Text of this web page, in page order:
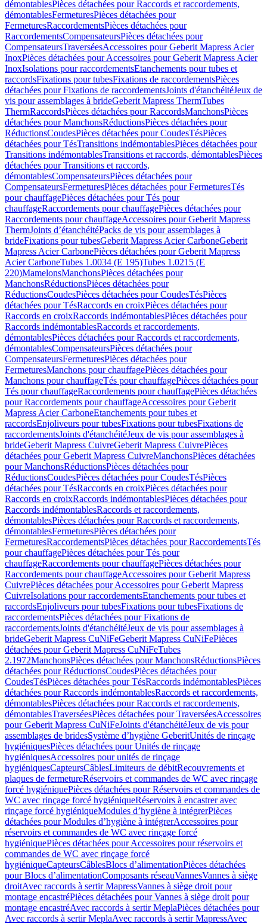
démontablesPièces détachées pour Raccords et raccordements,
démontablesFermeturesPièces détachées pour
FermeturesRaccordementsPièces détachées pour
RaccordementsCompensateursPièces détachées pour
CompensateursTraverséesAccessoires pour Geberit Mapress Acier
InoxPièces détachées pour Accessoires pour Geberit Mapress Acier
InoxIsolations pour raccordementsEtanchements pour tubes et
raccordsFixations pour tubesFixations de raccordementsPièces
détachées pour Fixations de raccordementsJoints d'étanchéitéJeux de
vis pour assemblages à brideGeberit Mapress ThermTubes
ThermRaccordsPièces détachées pour RaccordsManchonsPièces
détachées pour ManchonsRéductionsPièces détachées pour
RéductionsCoudesPièces détachées pour CoudesTésPièces
détachées pour TésTransitions indémontablesPièces détachées pour
Transitions indémontablesTransitions et raccords, démontablesPièces
détachées pour Transitions et raccords,
démontablesCompensateursPièces détachées pour
CompensateursFermeturesPièces détachées pour FermeturesTés
pour chauffagePièces détachées pour Tés pour
chauffageRaccordements pour chauffagePièces détachées pour
Raccordements pour chauffageAccessoires pour Geberit Mapress
ThermJoints d’étanchéitéPacks de vis pour assemblages à
brideFixations pour tubesGeberit Mapress Acier CarboneGeberit
Mapress Acier CarbonePièces détachées pour Geberit Mapress
Acier CarboneTubes 1.0034 (E 195)Tubes 1.0215 (E
220)MamelonsManchonsPièces détachées pour
ManchonsRéductionsPièces détachées pour
RéductionsCoudesPièces détachées pour CoudesTésPièces
détachées pour TésRaccords en croixPièces détachées pour
Raccords en croixRaccords indémontablesPièces détachées pour
Raccords indémontablesRaccords et raccordements,
démontablesPièces détachées pour Raccords et raccordements,
démontablesCompensateursPièces détachées pour
CompensateursFermeturesPièces détachées pour
FermeturesManchons pour chauffagePièces détachées pour
Manchons pour chauffageTés pour chauffagePièces détachées pour
Tés pour chauffageRaccordements pour chauffagePièces détachées
pour Raccordements pour chauffageAccessoires pour Geberit
Mapress Acier CarboneEtanchements pour tubes et
raccordsEnjoliveurs pour tubesFixations pour tubesFixations de
raccordementsJoints d'étanchéitéJeux de vis pour assemblages à
brideGeberit Mapress CuivreGeberit Mapress CuivrePièces
détachées pour Geberit Mapress CuivreManchonsPièces détachées
pour ManchonsRéductionsPièces détachées pour
RéductionsCoudesPièces détachées pour CoudesTésPièces
détachées pour TésRaccords en croixPièces détachées pour
Raccords en croixRaccords indémontablesPièces détachées pour
Raccords indémontablesRaccords et raccordements,
démontablesPièces détachées pour Raccords et raccordements,
démontablesFermeturesPièces détachées pour
FermeturesRaccordementsPièces détachées pour RaccordementsTés
pour chauffagePièces détachées pour Tés pour
chauffageRaccordements pour chauffagePièces détachées pour
Raccordements pour chauffageAccessoires pour Geberit Mapress
CuivrePièces détachées pour Accessoires pour Geberit Mapress
CuivreIsolations pour raccordementsEtanchements pour tubes et
raccordsEnjoliveurs pour tubesFixations pour tubesFixations de
raccordementsPièces détachées pour Fixations de
raccordementsJoints d'étanchéitéJeux de vis pour assemblages à
brideGeberit Mapress CuNiFeGeberit Mapress CuNiFePièces
détachées pour Geberit Mapress CuNiFeTubes
2.1972ManchonsPièces détachées pour ManchonsRéductionsPièces
détachées pour RéductionsCoudesPièces détachées pour
CoudesTésPièces détachées pour TésRaccords indémontablesPièces
détachées pour Raccords indémontablesRaccords et raccordements,
démontablesPièces détachées pour Raccords et raccordements,
démontablesTraverséesPièces détachées pour TraverséesAccessoires
pour Geberit Mapress CuNiFeJoints d'étanchéitéJeux de vis pour
assemblages de bridesSystème d’hygiène GeberitUnités de rinçage
hygiéniquesPièces détachées pour Unités de rinçage
hygiéniquesAccessoires pour unités de rinçage
hygiéniquesCapteursCâblesLimiteurs de débitRecouvrements et
plaques de fermetureRéservoirs et commandes de WC avec rinçage
forcé hygiéniquePièces détachées pour Réservoirs et commandes de
WC avec rinçage forcé hygiéniqueRéservoirs à encastrer avec
rinçage forcé hygiéniqueModules d’hygiène à intégrerPièces
détachées pour Modules d’hygiène à intégrerAccessoires pour
réservoirs et commandes de WC avec rinçage forcé
hygiéniquePièces détachées pour Accessoires pour réservoirs et
commandes de WC avec rinçage forcé
hygiéniqueCapteursCâblesBlocs d’alimentationPièces détachées
pour Blocs d’alimentationComposants réseauVannesVannes à siège
droitAvec raccords à sertir MapressVannes à siège droit pour
montage encastréPièces détachées pour Vannes à siège droit pour
montage encastréAvec raccords à sertir MeplaPièces détachées pour
Avec raccords à sertir MeplaAvec raccords à sertir MapressAvec